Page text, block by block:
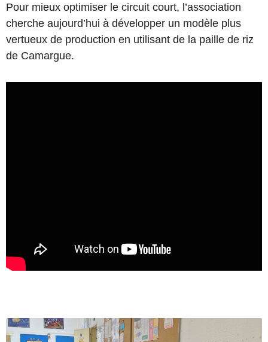
Pour mieux optimiser le circuit court, l’association
cherche aujourd’hui à développer un modèle plus
vertueux de production en utilisant de la paille de riz
de Camargue.
T
e